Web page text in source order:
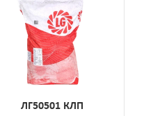
ЛГ50501 КЛП